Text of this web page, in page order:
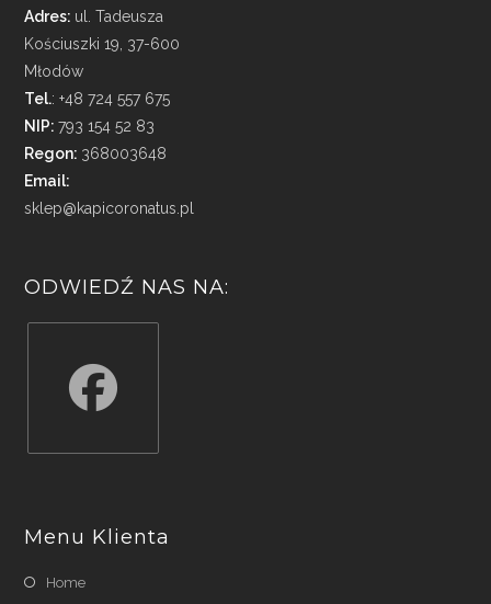
Adres: ul. Tadeusza
Kościuszki 19, 37-600
Młodów
Tel.: +48 724 557 675
NIP:793 154 52 83
Regon: 368003648
Email:
sklep@kapicoronatus.pl
ODWIEDŹ NAS NA:
new
tab
Menu Klienta
Home